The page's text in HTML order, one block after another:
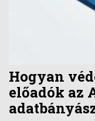
Hogyan
előadók az